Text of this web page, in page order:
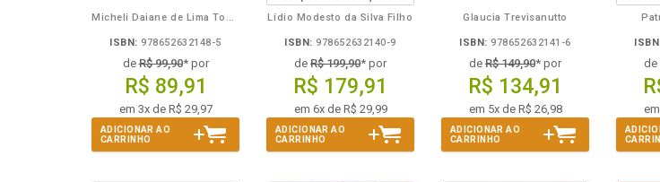
Micheli Daiane de Lima Toporowicz
ISBN: 978652632148-5
deR$ 99,90* por
R$ 89,91
em 3x de R$ 29,97
ADICIONAR AO
CARRINHO
Lídio Modesto da Silva Filho
ISBN: 978652632140-9
de R$ 199,90* por
R$ 179,91
em 6x de R$ 29,99
ADICIONAR AO
CARRINHO
Glaucia Trevisanutto
ISBN: 978652632141-6
de R$ 149,90* por
R$ 134,91
em 5x de R$ 26,98
ADICIONAR AO
CARRINHO
de